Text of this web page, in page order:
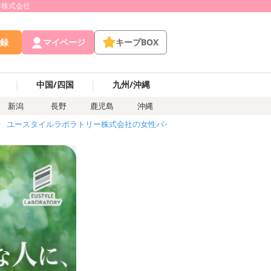
式会社
マイページ キープBOX
中国/四国 九州/沖縄
新潟 長野 鹿児島
沖縄
ユースタイルラボラトリー株式会社の女性バイト求人・アルバイト